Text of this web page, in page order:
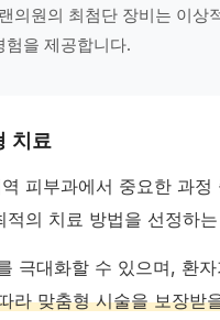
의원의 최첨단 장비는 이상
험을 제공합니다.
치료
피부과에서 중요한 과
의 치료 방법을 선정하
극대화할 수 있으며, 환
라 맞춤형 시술을 보장받